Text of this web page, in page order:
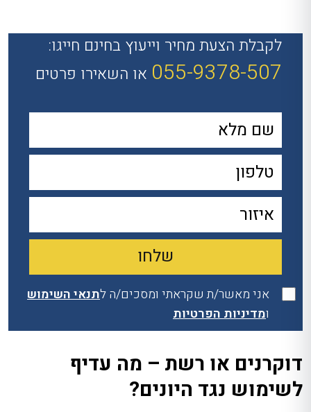
לקבלת הצעת מחיר וייעוץ בחינם חייגו:
055-9378-507 או השאירו פרטים
אני מאשר/ת שקראתי ומסכים/ה לתנאי השימוש
ומדיניות הפרטיות
דוקרנים או רשת – מה עדיף
לשימוש נגד היונים?